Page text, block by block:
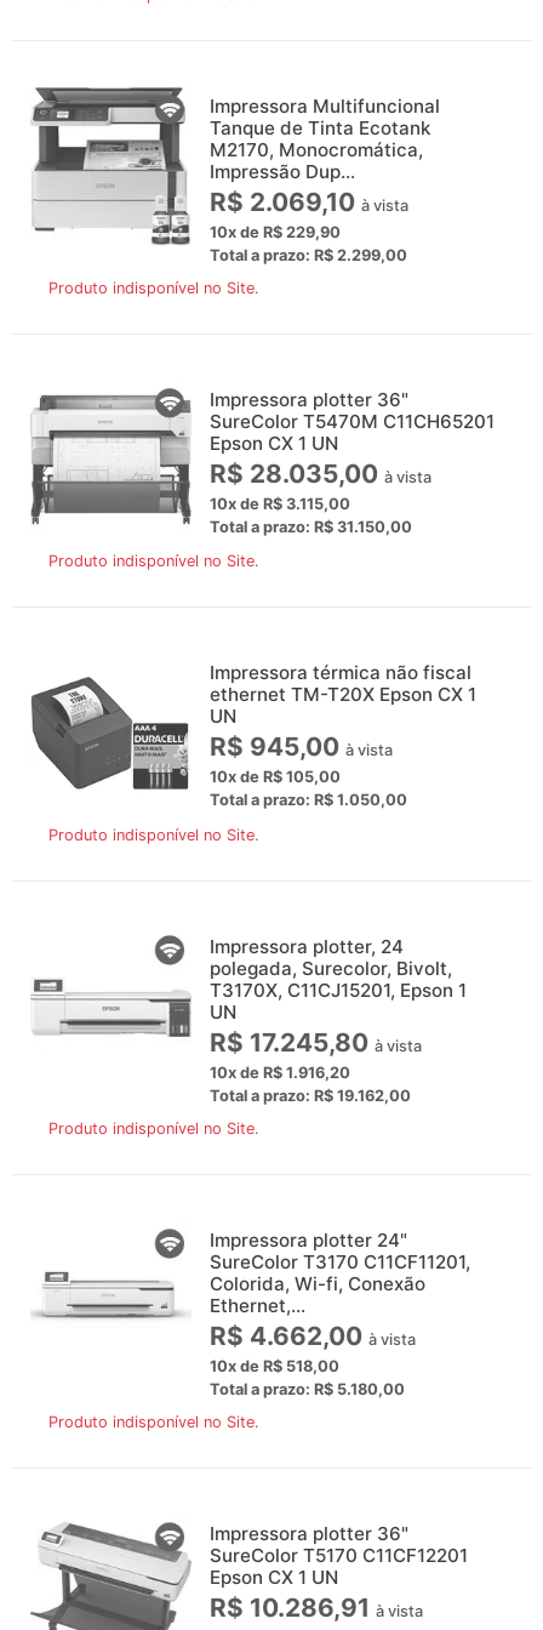
Impressora Multifuncional
Tanque de Tinta Ecotank
M2170, Monocromática,
Impressão Dup...
R$ 2.069,10 à vista
10x de R$ 229,90
Total a prazo: R$ 2.299,00
Produto indisponível no Site.
Impressora plotter 36"
SureColor T5470M C11CH65201
Epson CX 1 UN
R$ 28.035,00 à vista
10x de R$ 3.115,00
Total a prazo: R$ 31.150,00
Produto indisponível no Site.
Impressora térmica não fiscal
ethernet TM-T20X Epson CX 1
UN
R$ 945,00 à vista
10x de R$ 105,00
Total a prazo: R$ 1.050,00
Produto indisponível no Site.
Impressora plotter, 24
polegada, Surecolor, Bivolt,
T3170X, C11CJ15201, Epson 1
UN
R$ 17.245,80 à vista
10x de R$ 1.916,20
Total a prazo: R$ 19.162,00
Produto indisponível no Site.
Impressora plotter 24"
SureColor T3170 C11CF11201,
Colorida, Wi-fi, Conexão
Ethernet,...
R$ 4.662,00 à vista
10x de R$ 518,00
Total a prazo: R$ 5.180,00
Produto indisponível no Site.
Impressora plotter 36"
SureColor T5170 C11CF12201
Epson CX 1 UN
R$ 10.286,91 à vista